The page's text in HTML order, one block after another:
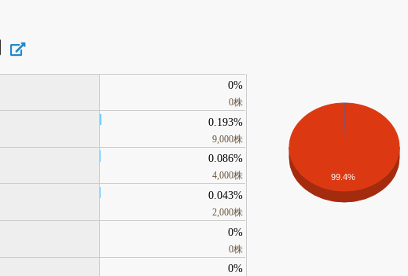
0%
0株
0.193%
9,000株
0.086%
4,000株
0.043%
2,000株
0%
0株
0%
99.4%